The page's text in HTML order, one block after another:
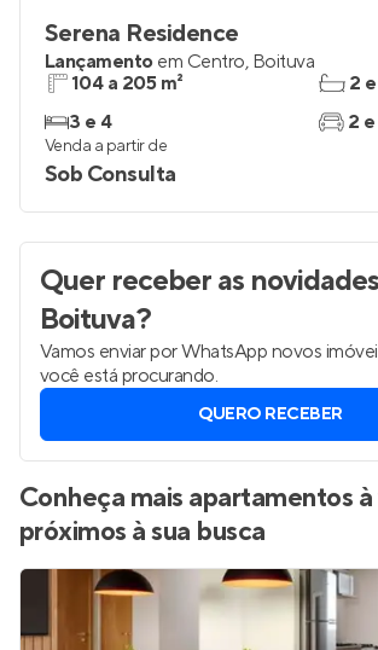
Serena Residence
Lançamento em Centro, Boituva
104 a 205 m²
3 e 4
2
2
Venda a partir de
Sob Consulta
Quer receber as novidades
Boituva?
Vamos enviar por WhatsApp novos
você está procurando.
QUERO RECEBER
Conheça mais apartamentos
próximos à sua busca